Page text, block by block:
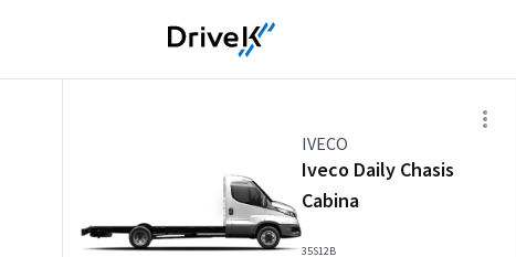
IVECO
Iveco Daily Chasis
Cabina
35S12B